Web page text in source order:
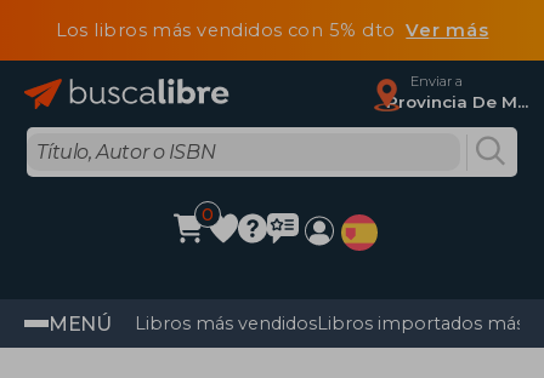
Los libros más vendidos con 5% dtoVer más
Enviar a
Provincia De Madrid
0
MENÚ Libros más vendidosLibros importados más